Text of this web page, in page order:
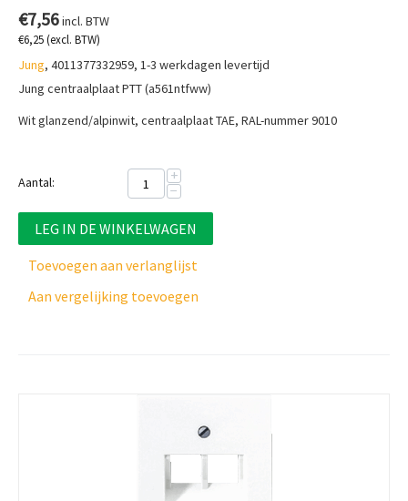
€7,56incl. BTW
€6,25(excl. BTW)
Jung, 4011377332959, 1-3 werkdagen levertijd
Jung centraalplaat PTT (a561ntfww)
Wit glanzend/alpinwit, centraalplaatTAE, RAL-nummer 9010
Aantal:
+
−
LEG IN DE WINKELWAGEN
Toevoegen aan verlanglijst
Aan vergelijking toevoegen